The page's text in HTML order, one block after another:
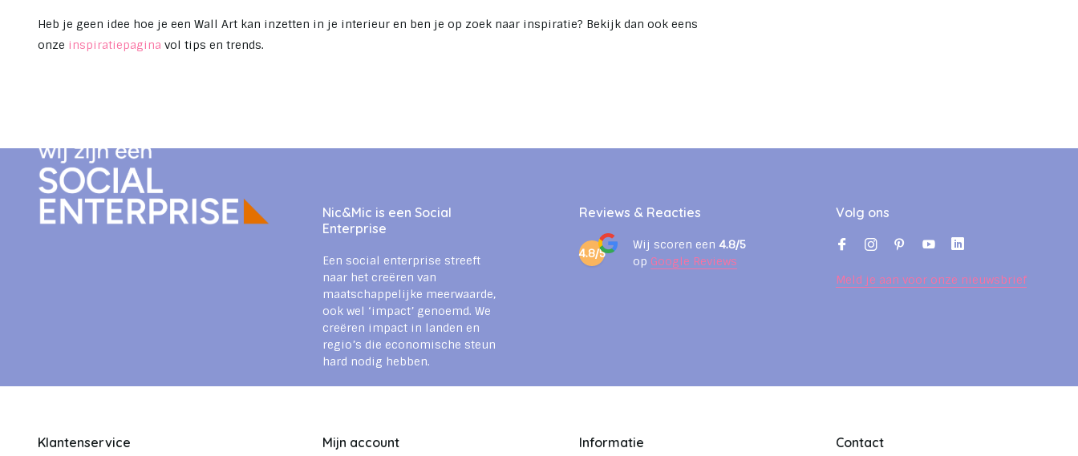
Heb je geen idee hoe je een Wall Art kan inzetten in je interieur en ben je op zoek naar inspiratie? Bekijk dan ook eens
onze inspiratiepagina vol tips en trends.
Nic&Mic is een Social
Enterprise
Een social enterprise streeft
naar het creëren van
maatschappelijke meerwaarde,
ook wel ‘impact’ genoemd. We
creëren impact in landen en
regio’s die economische steun
hard nodig hebben.
Reviews & Reacties
4.8/5
Wij scoren een 4.8/5
op Google Reviews
Volg ons
Meld je aan voor onze nieuwsbrief
Klantenservice Mijn account Informatie Contact